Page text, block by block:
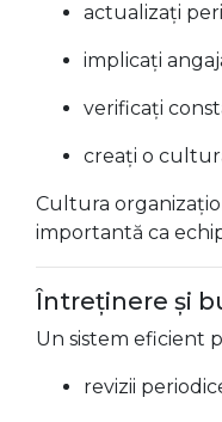
actualizați
implicați
verificați
creați o
Cultura
importantă ca
Întreținere și
Un sistem eficient
revizii